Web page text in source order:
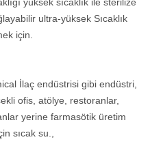
ultra-yüksek Sıcaklık
için.
İlaç endüstrisi gibi endüstri,
ofis, atölye, restoranlar,
yerine farmasötik üretim
sıcak su.,